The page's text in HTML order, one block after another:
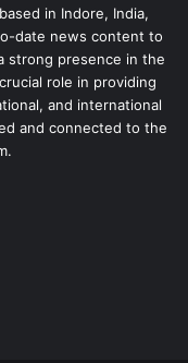
in Indore, India,
date news content to
strong presence in the
role in providing
and international
and connected to the